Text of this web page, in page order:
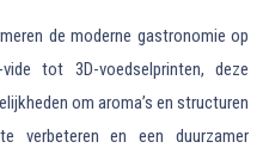
de moderne gastronomie op
tot 3D-voedselprinten, deze
om aroma’s en structuren
verbeteren en een duurzamer